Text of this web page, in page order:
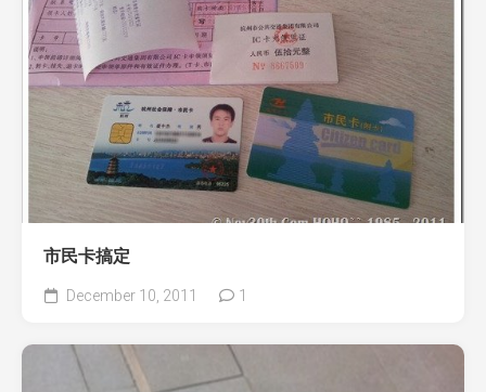
市民卡搞定
December 10, 2011 1